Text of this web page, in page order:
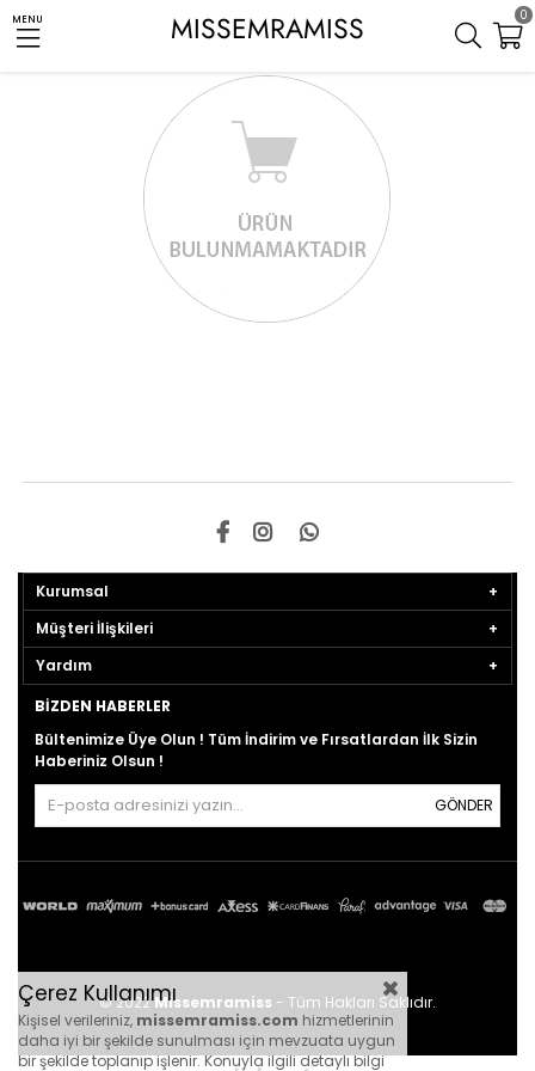
MENU MISSEMRAMISS 0
Kurumsal
Müşteri İlişkileri
Yardım
BIZDEN HABERLER
Bültenimize Üye Olun ! Tüm İndirim ve Fırsatlardan İlk Sizin
Haberiniz Olsun !
GÖNDER
© 2022Missemramiss - Tüm Hakları Saklıdır.
Çerez Kullanımı
Kişisel verileriniz, missemramiss.com hizmetlerinin
daha iyi bir şekilde sunulması için mevzuata uygun
bir şekilde toplanıp işlenir. Konuyla ilgili detaylı bilgi